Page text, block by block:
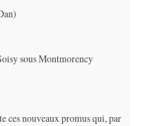
sous Montmorency
ces nouveaux promus qui, par